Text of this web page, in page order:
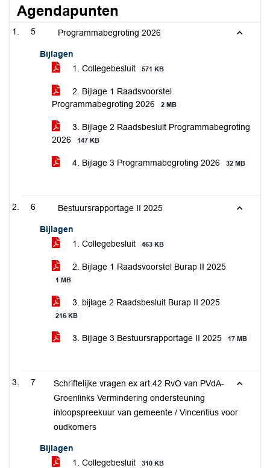
Agendapunten
5 Programmabegroting 2026
Bijlagen
1. Collegebesluit
571 KB
2. Bijlage 1 Raadsvoorstel
Programmabegroting 2026
2 MB
3. Bijlage 2 Raadsbesluit Programmabegroting
2026
147 KB
4. Bijlage 3 Programmabegroting 2026 32 MB
6 Bestuursrapportage II 2025
Bijlagen
1. Collegebesluit
463 KB
2. Bijlage 1 Raadsvoorstel Burap II 2025
1 MB
3. bijlage 2 Raadsbesluit Burap II 2025
216 KB
3. Bijlage 3 Bestuursrapportage II 2025 17 MB
7
Schriftelijke vragen ex art.42 RvO van PVdA-
Groenlinks Vermindering ondersteuning
inloopspreekuur van gemeente / Vincentius voor
oudkomers
Bijlagen
1. Collegebesluit
310 KB